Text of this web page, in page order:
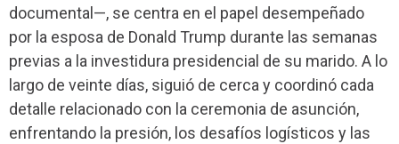
documental—, se centra en el papel desempeñado
por la esposa de Donald Trump durante las semanas
previas a la investidura presidencial de su marido. A lo
largo de veinte días, siguió de cerca y coordinó cada
detalle relacionado con la ceremonia de asunción,
enfrentando la presión, los desafíos logísticos y las